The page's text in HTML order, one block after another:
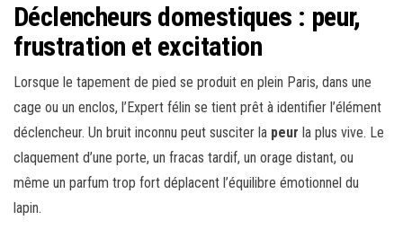
Déclencheurs domestiques : peur,
frustration et excitation
Lorsque le tapement de pied se produit en plein Paris, dans une
cage ou un enclos, l’Expert félin se tient prêt à identifier l’élément
déclencheur. Un bruit inconnu peut susciter la peur la plus vive. Le
claquement d’une porte, un fracas tardif, un orage distant, ou
même un parfum trop fort déplacent l’équilibre émotionnel du
lapin.